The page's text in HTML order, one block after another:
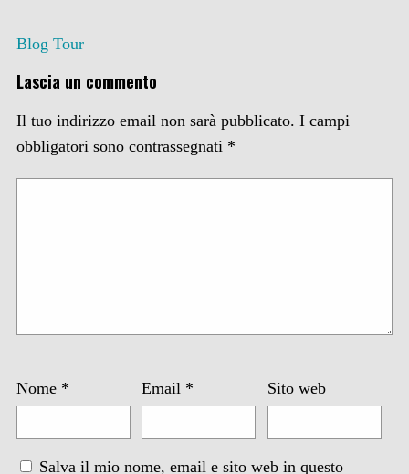
Blog Tour
Lascia un commento
Il tuo indirizzo email non sarà pubblicato. I campi
obbligatori sono contrassegnati *
Nome * Email * Sito web
Salva il mio nome, email e sito web in questo